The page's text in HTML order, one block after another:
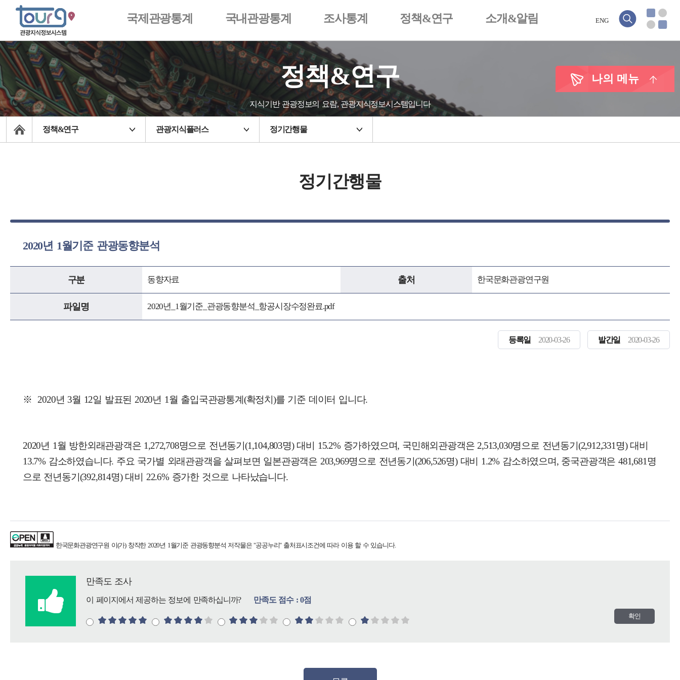
국제관광통계 국내관광통계 조사통계 정책&연구 소개&알림 ENG
정책&연구
지식기반 관광정보의 요람, 관광지식정보시스템입니다
정책&연구 관광지식플러스 정기간행물
나의 메뉴
정기간행물
2020년 1월기준 관광동향분석
구분 동향자료 출처 한국문화관광연구원
파일명 2020년_1월기준_관광동향분석_항공시장수정완료.pdf
등록일 2020-03-26 발간일 2020-03-26
※ 2020년 3월 12일 발표된 2020년 1월 출입국관광통계(확정치)를 기준 데이터 입니다.
2020년 1월 방한외래관광객은 1,272,708명으로 전년동기(1,104,803명) 대비 15.2% 증가하였으며, 국민해외관광객은 2,513,030명으로 전년동기(2,912,331명) 대비
13.7% 감소하였습니다. 주요 국가별 외래관광객을 살펴보면 일본관광객은 203,969명으로 전년동기(206,526명) 대비 1.2% 감소하였으며, 중국관광객은 481,681명
으로 전년동기(392,814명) 대비 22.6% 증가한 것으로 나타났습니다.
한국문화관광연구원 이(가) 창작한2020년 1월기준 관광동향분석 저작물은 "공공누리" 출처표시조건에 따라 이용 할 수 있습니다.
만족도 조사
이 페이지에서 제공하는 정보에 만족하십니까? 만족도 점수 : 0점
확인